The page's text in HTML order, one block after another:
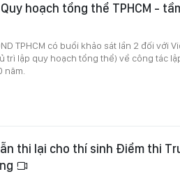
hoạch tổng thể TPHCM -
TPHCM có buổi khảo sát lần 2 đối với
trì lập quy hoạch tổng thể) về công tác
năm.
thi lại cho thí sinh Điểm thi